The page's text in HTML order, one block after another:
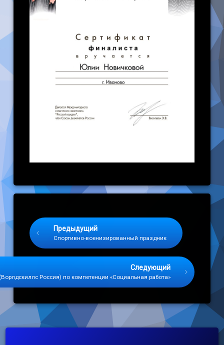
Предыдущий
Спортивно-военизированный праздник
Следующий
Россия) по компетенции «Социальная работа»